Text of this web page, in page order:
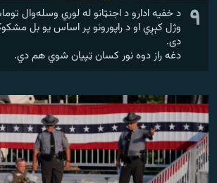
۹ د خفیه ادارو د اجنټانو له لوري وسله‌وال
وژل کېږي او د راپورونو پر اساس یو بل
دی.
دغه راز دوه نور کسان ټپیان شوي هم دي.